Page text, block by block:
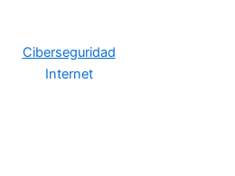
Ciberseguridad
Internet